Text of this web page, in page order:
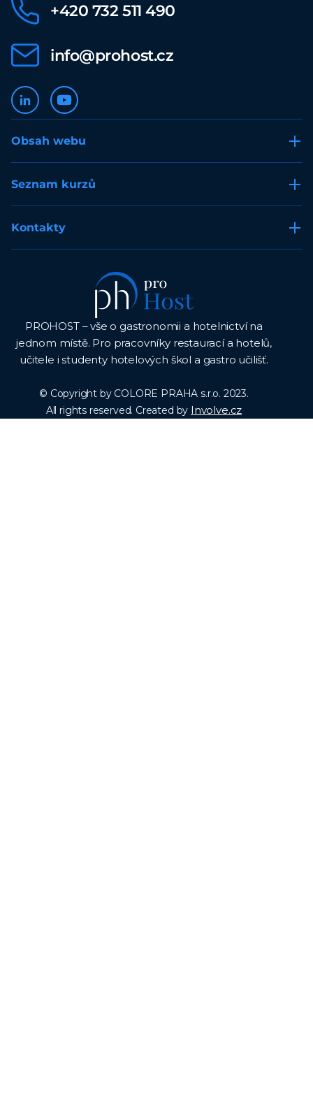
+420 732 511 490
info@prohost.cz
PROHOST – vše o gastronomii a hotelnictví na
jednom místě. Pro pracovníky restaurací a hotelů,
učitele i studenty hotelových škol a gastro učilišť.
© Copyright by COLORE PRAHA s.r.o. 2023.
All rights reserved. Created by Involve.cz
Obsah webu
Seznam kurzů
Kontakty